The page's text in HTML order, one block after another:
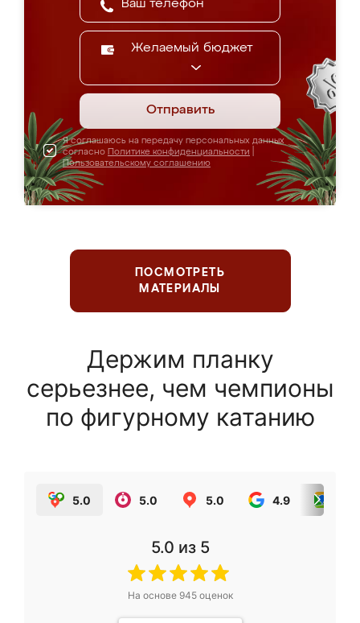
Желаемый бюджет
Отправить
Я соглашаюсь на передачу персональных данных
согласно Политике конфиденциальности
Пользовательскому соглашению
ПОСМОТРЕТЬ
МАТЕРИАЛЫ
Держим планку
серьезнее, чем чемпионы
по фигурному катанию
5.0 5.0 5.0 4.9
5.0 из 5
На основе 945оценок